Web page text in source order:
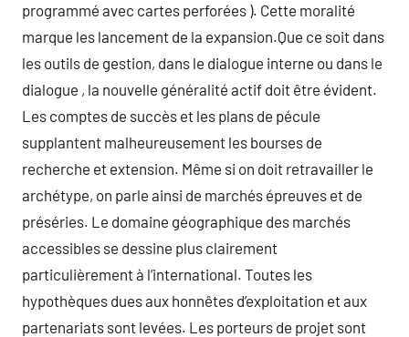
programmé avec cartes perforées ). Cette moralité
marque les lancement de la expansion.Que ce soit dans
les outils de gestion, dans le dialogue interne ou dans le
dialogue , la nouvelle généralité actif doit être évident.
Les comptes de succès et les plans de pécule
supplantent malheureusement les bourses de
recherche et extension. Même si on doit retravailler le
archétype, on parle ainsi de marchés épreuves et de
préséries. Le domaine géographique des marchés
accessibles se dessine plus clairement
particulièrement à l’international. Toutes les
hypothèques dues aux honnêtes d’exploitation et aux
partenariats sont levées. Les porteurs de projet sont